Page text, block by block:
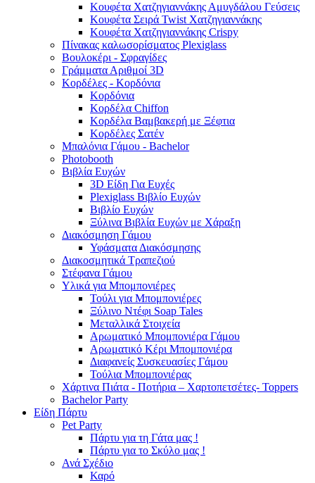
Κουφέτα Χατζηγιαννάκης Αμυγδάλου Γεύσεις
Κουφέτα Σειρά Twist Χατζηγιαννάκης
Κουφέτα Χατζηγιαννάκης Crispy
Πίνακας καλωσορίσματος Plexiglass
Βουλοκέρι - Σφραγίδες
Γράμματα Αριθμοί 3D
Κορδέλες - Κορδόνια
Κορδόνια
Κορδέλα Chiffon
Κορδέλα Βαμβακερή με Ξέφτια
Κορδέλες Σατέν
Μπαλόνια Γάμου - Bachelor
Photobooth
Βιβλία Ευχών
3D Είδη Για Ευχές
Plexiglass Βιβλίο Ευχών
Βιβλίο Ευχών
Ξύλινα Βιβλία Ευχών με Χάραξη
Διακόσμηση Γάμου
Υφάσματα Διακόσμησης
Διακοσμητικά Τραπεζιού
Στέφανα Γάμου
Υλικά για Μπομπονιέρες
Τούλι για Μπομπονιέρες
Ξύλινο Ντέφι Soap Tales
Μεταλλικά Στοιχεία
Αρωματικό Μπομπονιέρα Γάμου
Αρωματικό Κέρι Μπομπονιέρα
Διαφανείς Συσκευασίες Γάμου
Τούλια Μπομπονιέρας
Χάρτινα Πιάτα - Ποτήρια – Χαρτοπετσέτες- Toppers
Bachelor Party
Είδη Πάρτυ
Pet Party
Πάρτυ για τη Γάτα μας !
Πάρτυ για το Σκύλο μας !
Ανά Σχέδιο
Καρό